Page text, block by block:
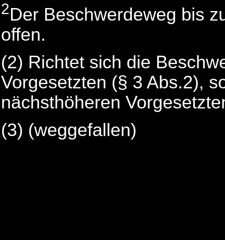
2Der Beschwerdeweg bis
offen.
(2) Richtet sich die
Vorgesetzten (§ 3 Abs.2),
nächsthöheren
(3) (weggefallen)